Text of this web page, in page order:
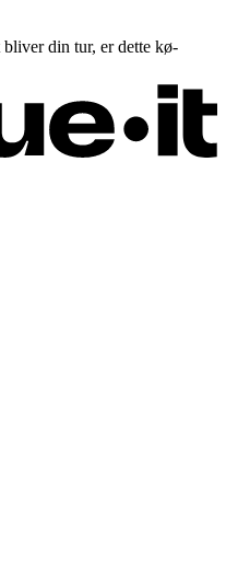
din tur, er dette kø-